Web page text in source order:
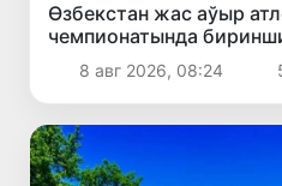
Өзбекстан жас аўыр
чемпионатында
киргизди
8 авг 2026, 08:24